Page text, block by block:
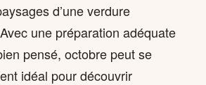
d’une verdure
une préparation adéquate
pensé, octobre peut se
idéal pour découvrir